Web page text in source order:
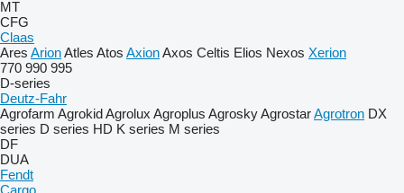
MT
CFG
Claas
Ares ArionAtles Atos AxionAxos Celtis Elios Nexos Xerion
770 990 995
D-series
Deutz-Fahr
Agrofarm AgrokidAgrolux Agroplus AgroskyAgrostarAgrotron DX
series D series HD K series M series
DF
DUA
Fendt
Cargo